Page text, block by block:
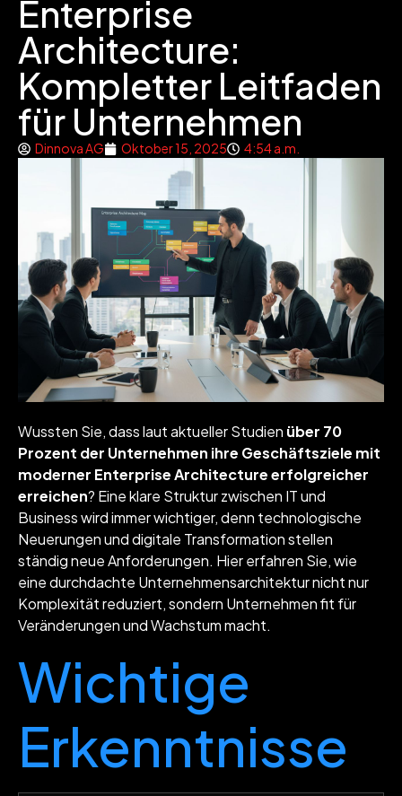
Enterprise
Architecture:
Kompletter Leitfaden
für Unternehmen
Dinnova AG Oktober 15, 2025 4:54 a.m.
Wussten Sie, dass laut aktueller Studien über 70
Prozent der Unternehmen ihre Geschäftsziele mit
moderner Enterprise Architecture erfolgreicher
erreichen? Eine klare Struktur zwischen IT und
Business wird immer wichtiger, denn technologische
Neuerungen und digitale Transformation stellen
ständig neue Anforderungen. Hier erfahren Sie, wie
eine durchdachte Unternehmensarchitektur nicht nur
Komplexität reduziert, sondern Unternehmen fit für
Veränderungen und Wachstum macht.
Wichtige
Erkenntnisse